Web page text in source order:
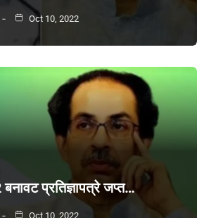
Oct 10, 2022
प्रतिज्ञापत्रे जप्त…
Oct 10, 2022